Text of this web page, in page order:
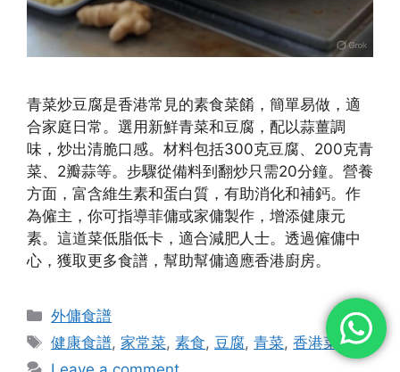
青菜炒豆腐是香港常見的素食菜餚，簡單易做，適
合家庭日常。選用新鮮青菜和豆腐，配以蒜薑調
味，炒出清脆口感。材料包括300克豆腐、200克青
菜、2瓣蒜等。步驟從備料到翻炒只需20分鐘。營養
方面，富含維生素和蛋白質，有助消化和補鈣。作
為僱主，你可指導菲傭或家傭製作，增添健康元
素。這道菜低脂低卡，適合減肥人士。透過僱傭中
心，獲取更多食譜，幫助幫傭適應香港廚房。
Categories
外傭食譜
Tags
健康食譜, 家常菜,素食, 豆腐,青菜,香港菜